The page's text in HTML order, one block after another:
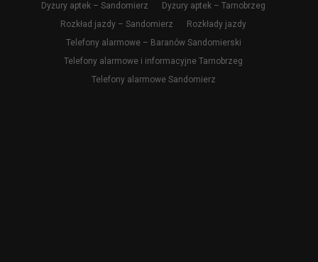
Dyżury aptek – Sandomierz
Dyżury aptek – Tarnobrzeg
Rozkład jazdy – Sandomierz
Rozkłady jazdy
Telefony alarmowe – Baranów Sandomierski
Telefony alarmowe i informacyjne Tarnobrzeg
Telefony alarmowe Sandomierz